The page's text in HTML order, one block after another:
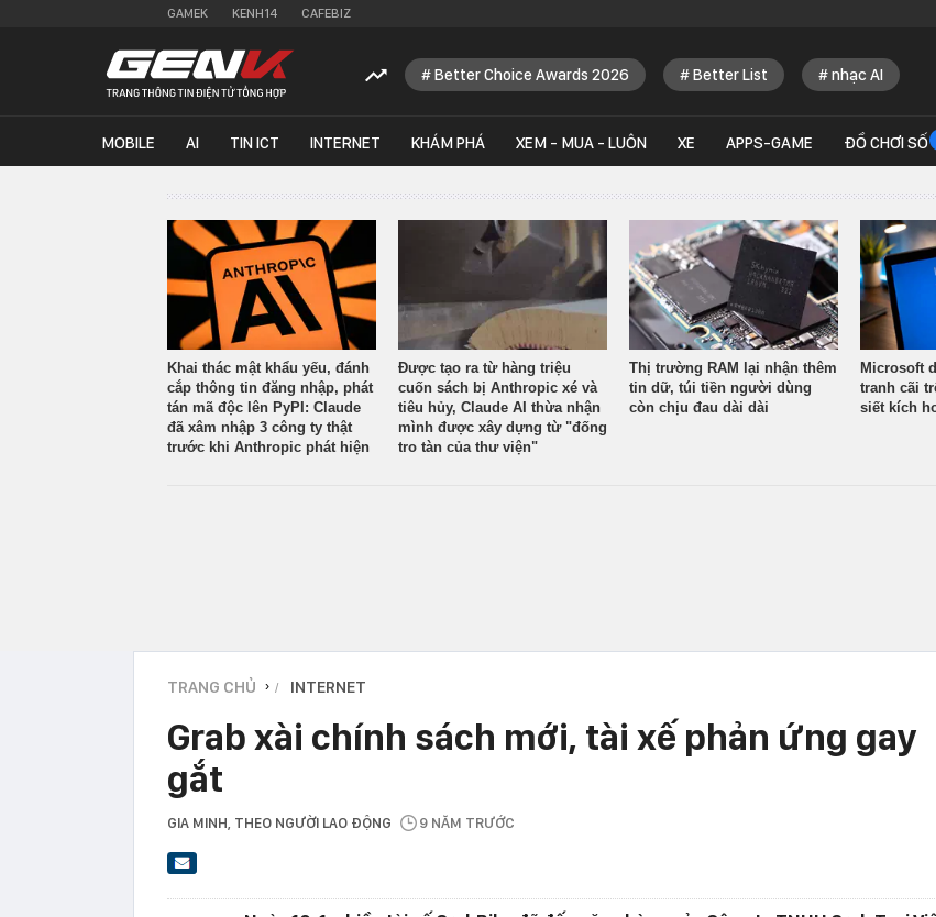
GAMEK KENH14 CAFEBIZ
Better Choice Awards 2026 Better List nhạc AI
MOBILE AI TIN ICT INTERNET KHÁM PHÁ XEM - MUA - LUÔN XE APPS-GAME ĐỒ CHƠI SỐ
Khai thác mật khẩu yếu, đánh
cắp thông tin đăng nhập, phát
tán mã độc lên PyPI: Claude
đã xâm nhập 3 công ty thật
trước khi Anthropic phát hiện
Được tạo ra từ hàng triệu
cuốn sách bị Anthropic xé và
tiêu hủy, Claude AI thừa nhận
mình được xây dựng từ "đống
tro tàn của thư viện"
Thị trường RAM lại nhận thêm
tin dữ, túi tiền người dùng
còn chịu đau dài dài
Microsoft
tranh cãi
siết kích
TRANG CHỦ › INTERNET
Grab xài chính sách mới, tài xế phản ứng gay
gắt
GIA MINH , THEO NGƯỜI LAO ĐỘNG 9 NĂM TRƯỚC